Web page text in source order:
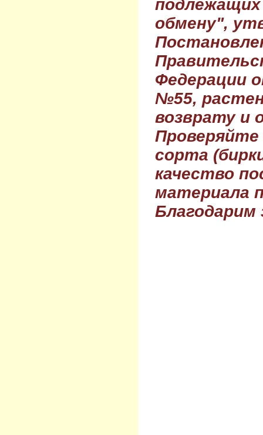
обмену",
Федерации
№55,
возврату и
Проверяйте
сорта
качество
материала
Благодарим